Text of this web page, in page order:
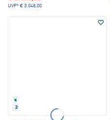
UVP* € 3.048,00
2025